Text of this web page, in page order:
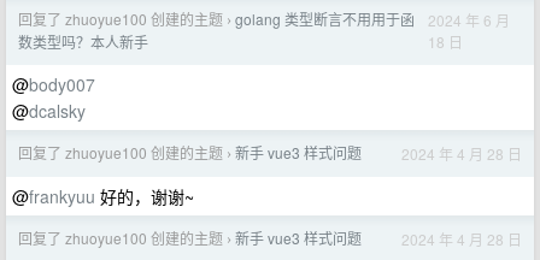
回复了 zhuoyue100 创建的主题 › golang 类型断言不用用于函
数类型吗？本人新手
2024 年 6 月
18 日
@body007
@dcalsky
回复了 zhuoyue100 创建的主题 › 新手 vue3 样式问题 2024 年 4 月 28 日
@frankyuu 好的，谢谢~
回复了 zhuoyue100 创建的主题 › 新手 vue3 样式问题 2024 年 4 月 28 日